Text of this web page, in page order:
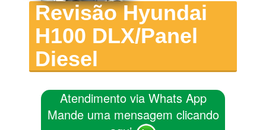
Revisão Hyundai
H100 DLX/Panel
Diesel
Atendimento via Whats App
Mande uma mensagem clicando